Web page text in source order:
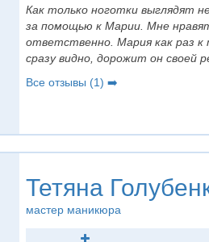
Как только ноготки выглядят
за помощью к Марии. Мне
ответственно. Мария как раз
сразу видно, дорожит он своей
Все отзывы (1) ➡️
Тетяна
мастер маникюра